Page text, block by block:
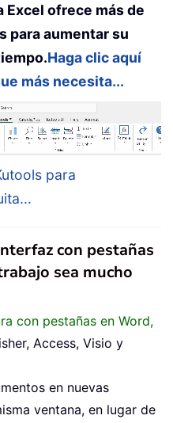
Excel ofrece más de
para aumentar su
Haga clic aquí
más necesita...
para
con pestañas
sea mucho
con pestañas en Word,
Access, Visio y
en nuevas
ventana, en lugar de